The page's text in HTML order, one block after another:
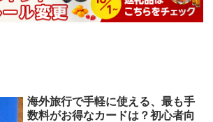
海外旅行で手軽に使える、最も手
数料がお得なカードは？初心者向